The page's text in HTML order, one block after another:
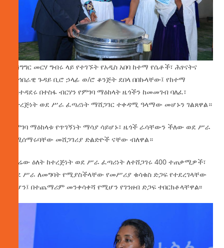
በሽግግር መርሃ ግብሩ ላይ የተገኙት የአዲስ አበባ ከተማ የሴቶች፣ ሕፃናትና
ማኅበራዊ ጉዳይ ቢሮ ኃላፊ ወ/ሮ ቆንጅት ደበላ በበኩላቸው፤ የከተማ
አስተዳደሩ በተስፋ ብርሃን የምገባ ማዕከላት ዜጎችን ከመመገብ ባለፈ፣
ከተረጅነት ወደ ሥራ ፈጣሪነት ማሸጋገር ተቀዳሚ ዓላማው መሆኑን ገልጸዋል።
የምገባ ማዕከላቱ የጥገኝነት ማሳያ ሳይሆኑ፣ ዜጎች ራሳቸውን ችለው ወደ ሥራ
የሚሰማሩባቸው መሸጋገሪያ ድልድዮች ናቸው ብለዋል።
በዛሬው ዕለት ከተረጅነት ወደ ሥራ ፈጣሪነት ለተሸጋገሩ 400 ተጠቃሚዎች፣
ወደ ሥራ ለመግባት የሚያስችላቸው የመሥሪያ ቁሳቁስ ድጋፍ የተደረገላቸው
ሲሆን፤ በተጨማሪም መንቀሳቀሻ የሚሆን የገንዘብ ድጋፍ ተበርክቶላቸዋል፡፡